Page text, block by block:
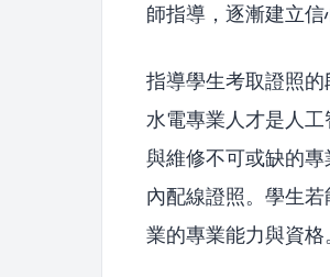
師指導，逐漸建立
指導學生考取證照
水電專業人才是人
與維修不可或缺的
內配線證照。學生
業的專業能力與資格